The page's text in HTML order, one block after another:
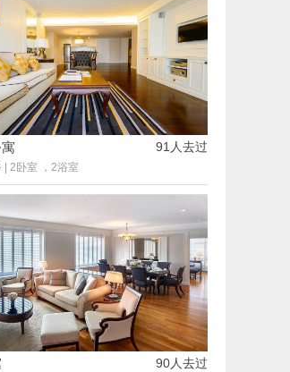
91人去过
2卧室 ，2浴室
90人去过